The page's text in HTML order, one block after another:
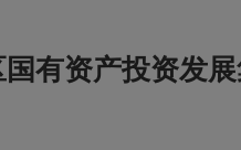
有资产投资发